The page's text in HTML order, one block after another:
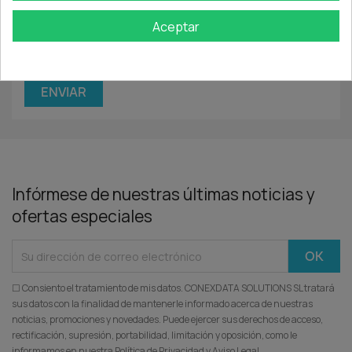
Infórmese de nuestras últimas noticias y
ofertas especiales
☐ Consiento el tratamiento de mis datos. CONEXDATA SOLUTIONS SL tratará
sus datos con la finalidad de mantenerle informado acerca de nuestras
noticias, promociones y novedades. Puede ejercer sus derechos de acceso,
rectificación, supresión, portabilidad, limitación y oposición, como le
Aceptar